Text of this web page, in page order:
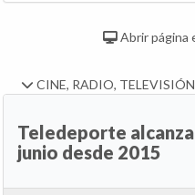
Abrir página
CINE, RADIO,
Teledeporte
junio desde 2015